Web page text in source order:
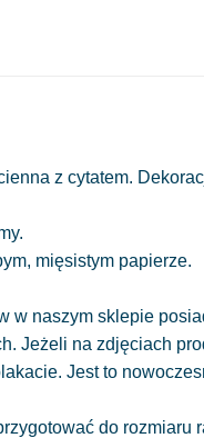
z cytatem.
mięsistym papierze.
w naszym sklepie
Jeżeli na zdjęciach
Jest to
do